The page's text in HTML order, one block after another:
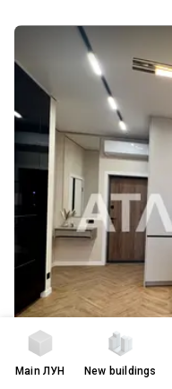
MainЛУН New buildings